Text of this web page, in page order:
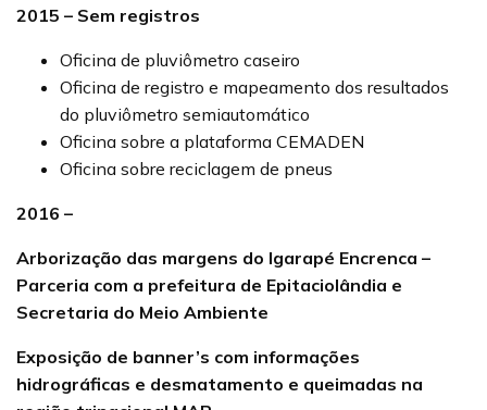
2015 – Sem registros
Oficina de pluviômetro caseiro
Oficina de registro e mapeamento dos resultados
do pluviômetro semiautomático
Oficina sobre a plataforma CEMADEN
Oficina sobre reciclagem de pneus
2016 –
Arborização das margens do Igarapé Encrenca –
Parceria com a prefeitura de Epitaciolândia e
Secretaria do Meio Ambiente
Exposição de banner’s com informações
hidrográficas e desmatamento e queimadas na